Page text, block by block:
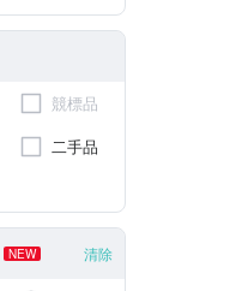
競標品
二手品
NEW 清除